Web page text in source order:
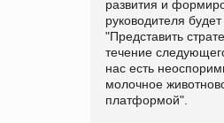
развития и
руководителя
"Представить
течение
нас есть
молочное
платформой".